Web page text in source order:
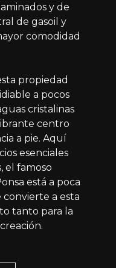
y de
de gasoil y
comodidad
propiedad
a pocos
cristalinas
centro
a pie. Aquí
esenciales
el famoso
está a poca
convierte a esta
tanto para la